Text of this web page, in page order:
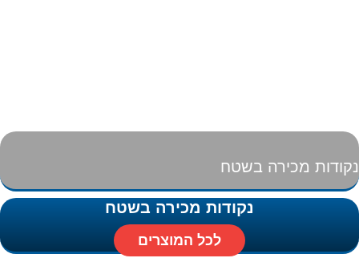
נקודות מכירה בשטח
נקודות מכירה בשטח
לכל המוצרים